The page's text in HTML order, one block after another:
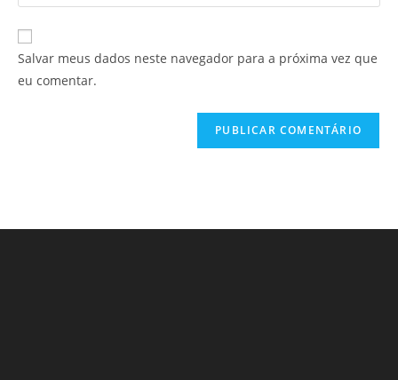
Salvar meus dados neste navegador para a próxima vez que
eu comentar.